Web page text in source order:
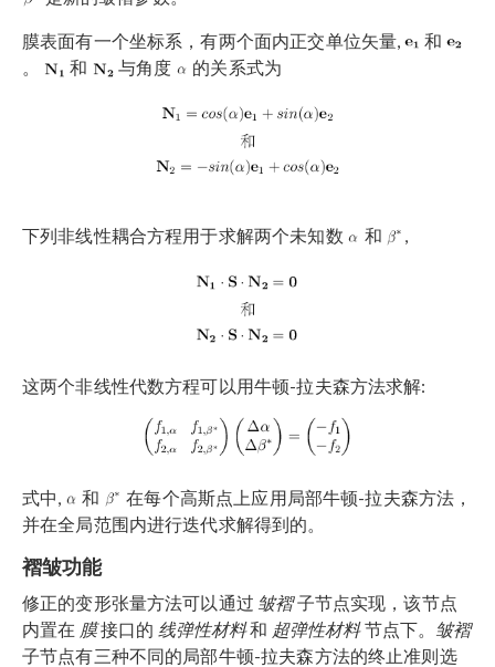
膜表面有一个坐标系，有两个面内正交单位矢量,
和
。
和 与角度 的关系式为
下列非线性耦合方程用于求解两个未知数 和 ,
这两个非线性代数方程可以用牛顿-拉夫森方法求解:
式中, 和
在每个高斯点上应用局部牛顿-拉夫森方法，
并在全局范围内进行迭代求解得到的。
褶皱功能
修正的变形张量方法可以通过 皱褶子节点实现，该节点
内置在 膜接口的 线弹性材料和 超弹性材料节点下。 皱褶
子节点有三种不同的局部牛顿-拉夫森方法的终止准则选